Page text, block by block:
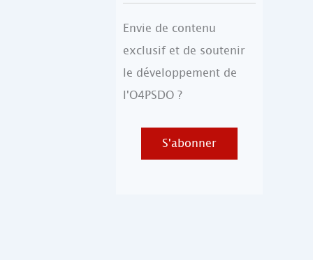
Envie de contenu
exclusif et de soutenir
le développement de
l'O4PSDO ?
S'abonner